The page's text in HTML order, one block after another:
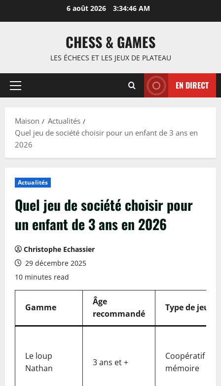
6 août 2026 3:34:47 AM
CHESS & GAMES
LES ÉCHECS ET LES JEUX DE PLATEAU
Menu
EN DIRECT
Maison
Actualités
Quel jeu de société choisir pour un enfant de 3 ans en
2026
Actualités
Quel jeu de société choisir pour
un enfant de 3 ans en 2026
Christophe Echassier
29 décembre 2025
10 minutes read
Gamme
Âge
recommandé
Type de jeu
Le loup
Nathan
3 ans et +
Coopératif /
mémoire